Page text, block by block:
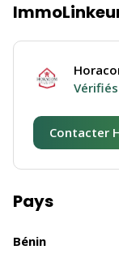
Vérifiés
Contacter
Pays
Bénin